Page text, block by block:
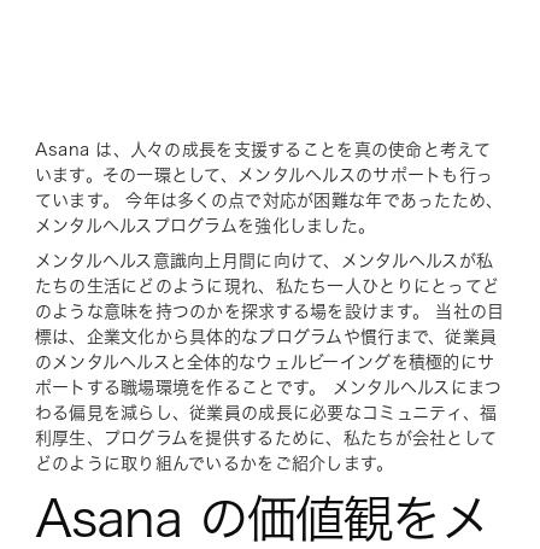
Asana は、人々の成長を支援することを真の使命と考えて
います。その一環として、メンタルヘルスのサポートも行っ
ています。 今年は多くの点で対応が困難な年であったため、
メンタルヘルスプログラムを強化しました。
メンタルヘルス意識向上月間に向けて、メンタルヘルスが私
たちの生活にどのように現れ、私たち一人ひとりにとってど
のような意味を持つのかを探求する場を設けます。 当社の目
標は、企業文化から具体的なプログラムや慣行まで、従業員
のメンタルヘルスと全体的なウェルビーイングを積極的にサ
ポートする職場環境を作ることです。 メンタルヘルスにまつ
わる偏見を減らし、従業員の成長に必要なコミュニティ、福
利厚生、プログラムを提供するために、私たちが会社として
どのように取り組んでいるかをご紹介します。
Asana の価値観をメ